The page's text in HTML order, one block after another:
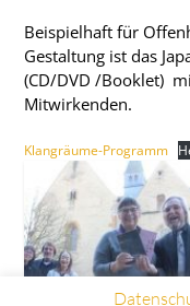
Beispielhaft für
Gestaltung ist das
(CD/DVD /Booklet)
Mitwirkenden.
Klangräume-Programm